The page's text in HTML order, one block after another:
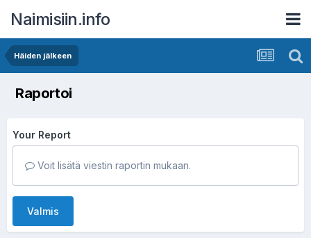
Naimisiin.info
Häiden jälkeen
Raportoi
Your Report
Voit lisätä viestin raportin mukaan.
Valmis